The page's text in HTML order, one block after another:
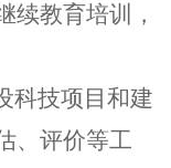
续教育培训，
科技项目和建
、评价等工